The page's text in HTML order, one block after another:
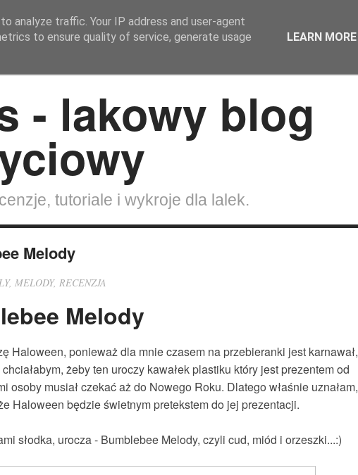
SZYCIE DLA LALEK Wokół lalek
tutoriale i wykroje dla lalek.
Melody
, MELODY, RECENZJA
Melody
Haloween, ponieważ dla mnie czasem na przebieranki jest karnawał,
żeby ten uroczy kawałek plastiku który jest prezentem od
osoby musiał czekać aż do Nowego Roku. Dlatego właśnie uznałam,
Haloween będzie świetnym pretekstem do jej prezentacji.
słodka, urocza - Bumblebee Melody, czyli cud, miód i orzeszki...:)
analyze traffic. Your IP address and user-agent
to ensure quality of service, generate usage
LEARN MORE